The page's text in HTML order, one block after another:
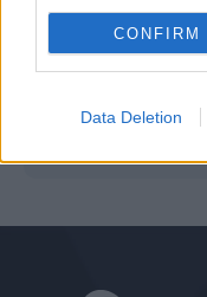
CONFIRM
Data Deletion
Gabbiadini, o
Redazione